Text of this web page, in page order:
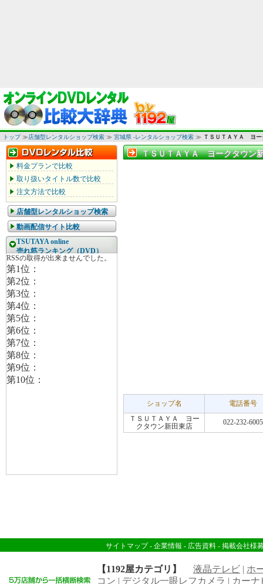
トップ≫店舗型レンタルショップ検索 ≫ 宮城県 -レンタルショップ検索 ≫ ＴＳＵＴＡＹＡ ヨー
料金プランで比較
取り扱いタイトル数で比較
注文方法で比較
店舗型レンタルショップ検索
動画配信サイト比較
TSUTAYA online
売れ筋ランキング（DVD）
ＴＳＵＴＡＹＡ ヨークタウン
ＴＳＵＴＡＹＡ ヨークタウン
ショップ名
電話番号
ＴＳＵＴＡＹＡ ヨー
クタウン新田東店
022-232-6005
サイトマップ- 企業情報 - 広告資料 - 掲載会社様
【1192屋カテゴリ】 液晶テレビ | ホ
コン | デジタル一眼レフカメラ | カーナ